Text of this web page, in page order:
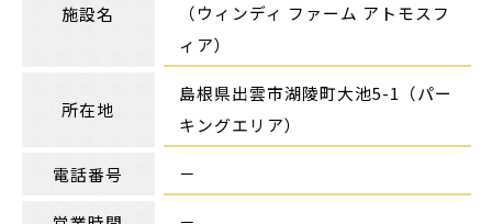
施設名
（ウィンディ ファーム アトモスフ
ィア）
所在地
島根県出雲市湖陵町大池5-1（パー
キングエリア）
電話番号 －